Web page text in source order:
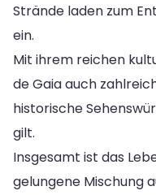
Strände laden zum
ein.
Mit ihrem reichen
de Gaia auch
historische
gilt.
Insgesamt ist das
gelungene Mischung